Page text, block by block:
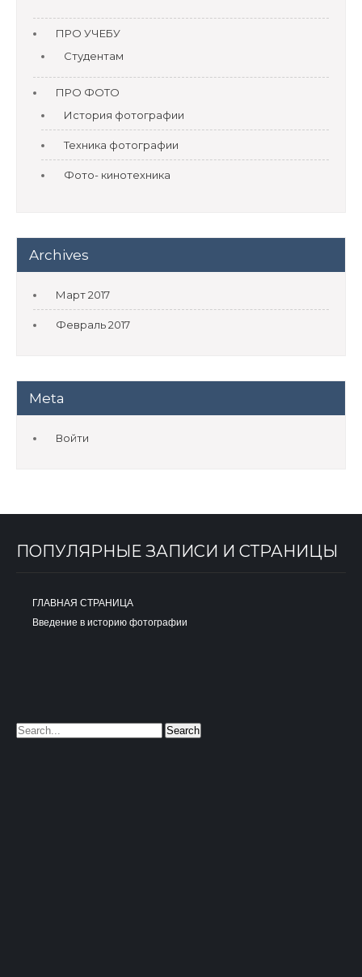
ПРО УЧЕБУ
Студентам
ПРО ФОТО
История фотографии
Техника фотографии
Фото- кинотехника
Archives
Март 2017
Февраль 2017
Meta
Войти
ПОПУЛЯРНЫЕ ЗАПИСИ И СТРАНИЦЫ
ГЛАВНАЯ СТРАНИЦА
Введение в историю фотографии